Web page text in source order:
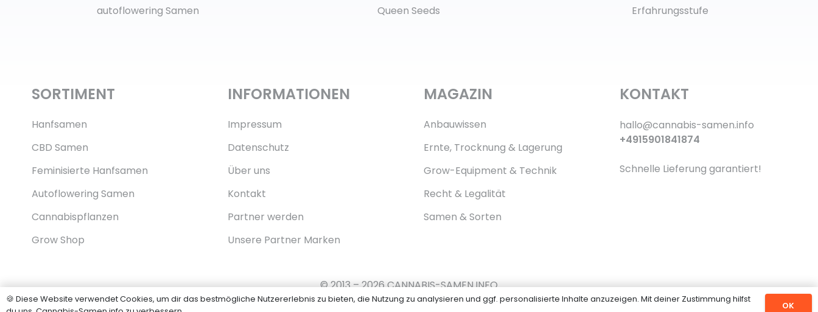
autoflowering Samen
Queen Seeds
Erfahrungsstufe
SORTIMENT
Hanfsamen
CBD Samen
Feminisierte Hanfsamen
Autoflowering Samen
Cannabispflanzen
Grow Shop
INFORMATIONEN
Impressum
Datenschutz
Über uns
Kontakt
Partner werden
Unsere Partner Marken
MAGAZIN
Anbauwissen
Ernte, Trocknung & Lagerung
Grow-Equipment & Technik
Recht & Legalität
Samen & Sorten
KONTAKT
hallo@cannabis-samen.info
+4915901841874
Schnelle Lieferung garantiert!
© 2013 – 2026 CANNABIS-SAMEN.INFO
🍪 Diese Website verwendet Cookies, um dir das bestmögliche Nutzererlebnis zu bieten, die Nutzung zu analysieren und ggf. personalisierte Inhalte anzuzeigen. Mit deiner Zustimmung hilfst
OK